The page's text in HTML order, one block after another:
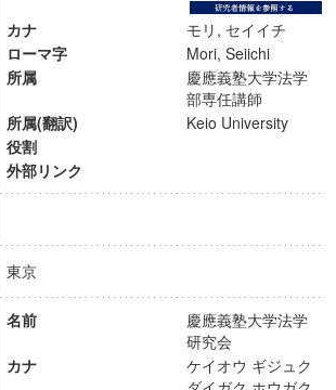
カナ
モリ, セイイチ
ローマ字
Mori, Seiichi
所属
慶應義塾大学法学
部専任講師
所属(翻訳)
Keio University
役割
外部リンク
東京
名前
慶應義塾大学法学
研究会
カナ
ケイオウ ギジュク